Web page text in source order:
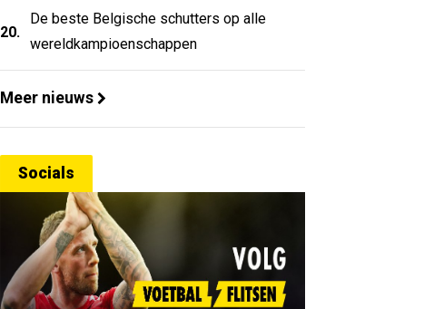
20.
De beste Belgische schutters op alle
wereldkampioenschappen
Meer nieuws
Socials